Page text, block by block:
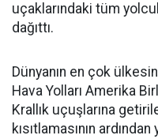
uçaklarındaki tüm
dağıttı.
Dünyanın en çok
Hava Yolları Amerika
Krallık uçuşlarına
kısıtlamasının